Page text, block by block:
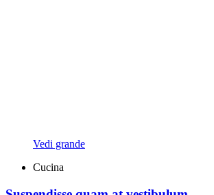
Vedi grande
Cucina